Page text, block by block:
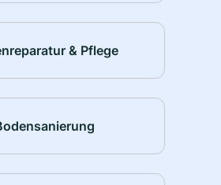
& Pflege